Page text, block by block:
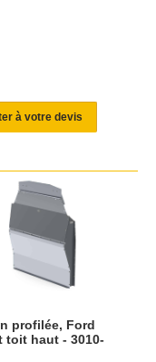
à votre devis
profilée, Ford
toit haut - 3010-